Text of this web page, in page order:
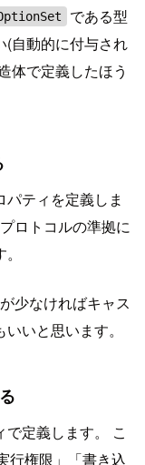
である型
(自動的に付与され
体で定義したほう
パティを定義しま
プロトコルの準拠に
少なければキャス
いいと思います。
定義します。 こ
行権限」「書き込